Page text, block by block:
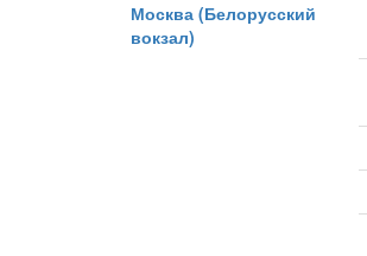
Москва (Белорусский
вокзал)